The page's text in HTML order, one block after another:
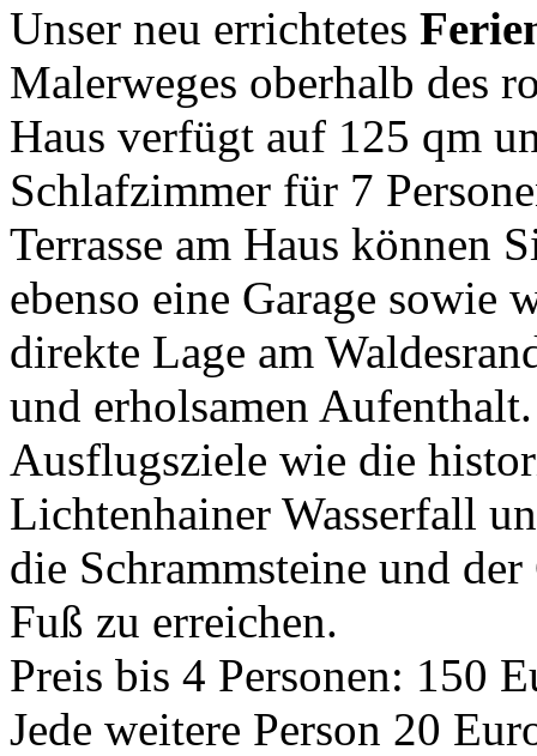
Unser neu errichtetes
Malerweges oberhalb des
Haus verfügt auf 125 qm
Schlafzimmer für 7
Terrasse am Haus können
ebenso eine Garage sowie
direkte Lage am
und erholsamen
Ausflugsziele wie die
Lichtenhainer Wasserfall
die Schrammsteine und
Fuß zu erreichen.
Preis bis 4 Personen: 150
Jede weitere Person 20